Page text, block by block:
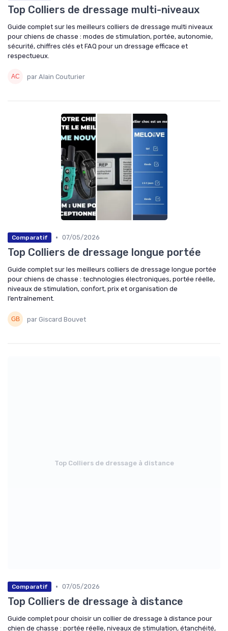
Top Colliers de dressage multi-niveaux
Guide complet sur les meilleurs colliers de dressage multi niveaux
pour chiens de chasse : modes de stimulation, portée, autonomie,
sécurité, chiffres clés et FAQ pour un dressage efficace et
respectueux.
par Alain Couturier
Comparatif • 07/05/2026
Top Colliers de dressage longue portée
Guide complet sur les meilleurs colliers de dressage longue portée
pour chiens de chasse : technologies électroniques, portée réelle,
niveaux de stimulation, confort, prix et organisation de
l’entraînement.
par Giscard Bouvet
Top Colliers de dressage à distance
Comparatif • 07/05/2026
Top Colliers de dressage à distance
Guide complet pour choisir un collier de dressage à distance pour
chien de chasse : portée réelle, niveaux de stimulation, étanchéité,